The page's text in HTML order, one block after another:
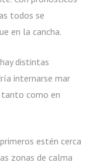
todos se
en la cancha.
distintas
internarse mar
como en
estén cerca
zonas de calma